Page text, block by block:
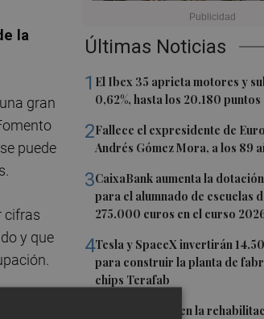
Últimas Noticias
1 El Ibex 35 aprieta motores y
0,62%, hasta los 20.180 puntos
2Fallece el expresidente de
Andrés Gómez Mora, a los 89
3CaixaBank aumenta la
para el alumnado de escuelas
275.000 euros en el curso
4Tesla y SpaceX invertirán
para construir la planta de
chips Terafab
L'Eliana avanza en la
la
gran
puede
cifras
y que